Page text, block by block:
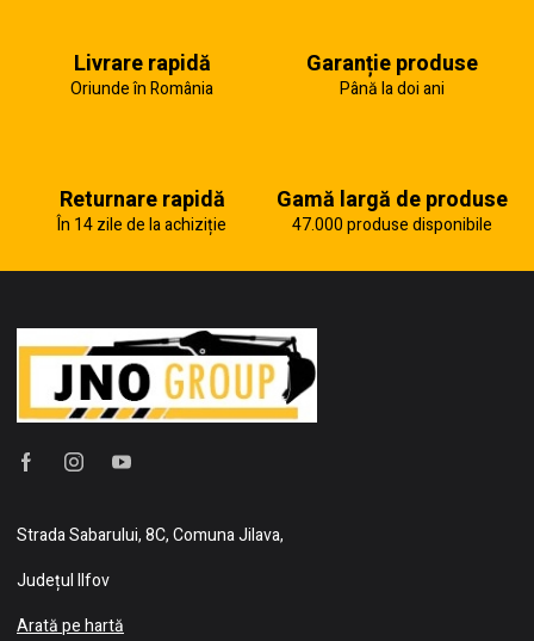
Livrare rapidă
Oriunde în România
Garanție produse
Până la doi ani
Returnare rapidă
În 14 zile de la achiziție
Gamă largă de produse
47.000 produse disponibile
Strada Sabarului, 8C, Comuna Jilava,
Județul Ilfov
Arată pe hartă